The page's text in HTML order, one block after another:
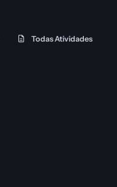
Todas Atividades